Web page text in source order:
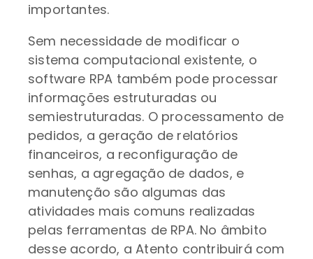
importantes.
Sem necessidade de modificar o
sistema computacional existente, o
software RPA também pode processar
informações estruturadas ou
semiestruturadas. O processamento de
pedidos, a geração de relatórios
financeiros, a reconfiguração de
senhas, a agregação de dados, e
manutenção são algumas das
atividades mais comuns realizadas
pelas ferramentas de RPA. No âmbito
desse acordo, a Atento contribuirá com